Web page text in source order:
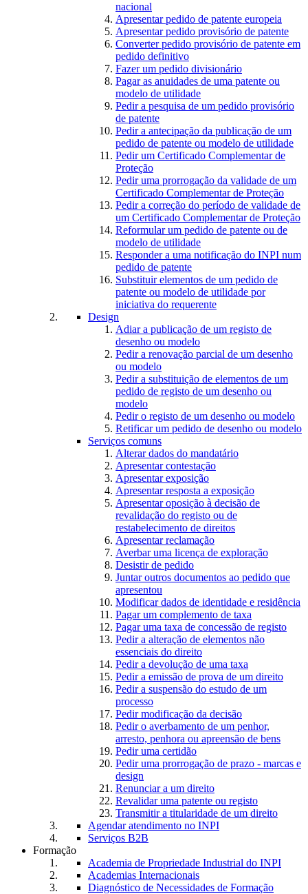
nacional
Apresentar pedido de patente europeia
Apresentar pedido provisório de patente
Converter pedido provisório de patente em
pedido definitivo
Fazer um pedido divisionário
Pagar as anuidades de uma patente ou
modelo de utilidade
Pedir a pesquisa de um pedido provisório
de patente
Pedir a antecipação da publicação de um
pedido de patente ou modelo de utilidade
Pedir um Certificado Complementar de
Proteção
Pedir uma prorrogação da validade de um
Certificado Complementar de Proteção
Pedir a correção do período de validade de
um Certificado Complementar de Proteção
Reformular um pedido de patente ou de
modelo de utilidade
Responder a uma notificação do INPI num
pedido de patente
Substituir elementos de um pedido de
patente ou modelo de utilidade por
iniciativa do requerente
Design
Adiar a publicação de um registo de
desenho ou modelo
Pedir a renovação parcial de um desenho
ou modelo
Pedir a substituição de elementos de um
pedido de registo de um desenho ou
modelo
Pedir o registo de um desenho ou modelo
Retificar um pedido de desenho ou modelo
Serviços comuns
Alterar dados do mandatário
Apresentar contestação
Apresentar exposição
Apresentar resposta a exposição
Apresentar oposição à decisão de
revalidação do registo ou de
restabelecimento de direitos
Apresentar reclamação
Averbar uma licença de exploração
Desistir de pedido
Juntar outros documentos ao pedido que
apresentou
Modificar dados de identidade e residência
Pagar um complemento de taxa
Pagar uma taxa de concessão de registo
Pedir a alteração de elementos não
essenciais do direito
Pedir a devolução de uma taxa
Pedir a emissão de prova de um direito
Pedir a suspensão do estudo de um
processo
Pedir modificação da decisão
Pedir o averbamento de um penhor,
arresto, penhora ou apreensão de bens
Pedir uma certidão
Pedir uma prorrogação de prazo - marcas e
design
Renunciar a um direito
Revalidar uma patente ou registo
Transmitir a titularidade de um direito
Agendar atendimento no INPI
Serviços B2B
Formação
Academia de Propriedade Industrial do INPI
Academias Internacionais
Diagnóstico de Necessidades de Formação